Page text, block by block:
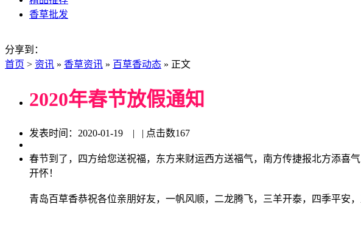
香草批发
分享到：
首页 > 资讯 » 香草资讯 » 百草香动态 » 正文
2020年春节放假通知
发表时间：2020-01-19 | | 点击数167
春节到了，四方给您送祝福，东方来财运西方送福气，南方传捷报北方添喜
开怀！
青岛百草香恭祝各位亲朋好友，一帆风顺，二龙腾飞，三羊开泰，四季平安